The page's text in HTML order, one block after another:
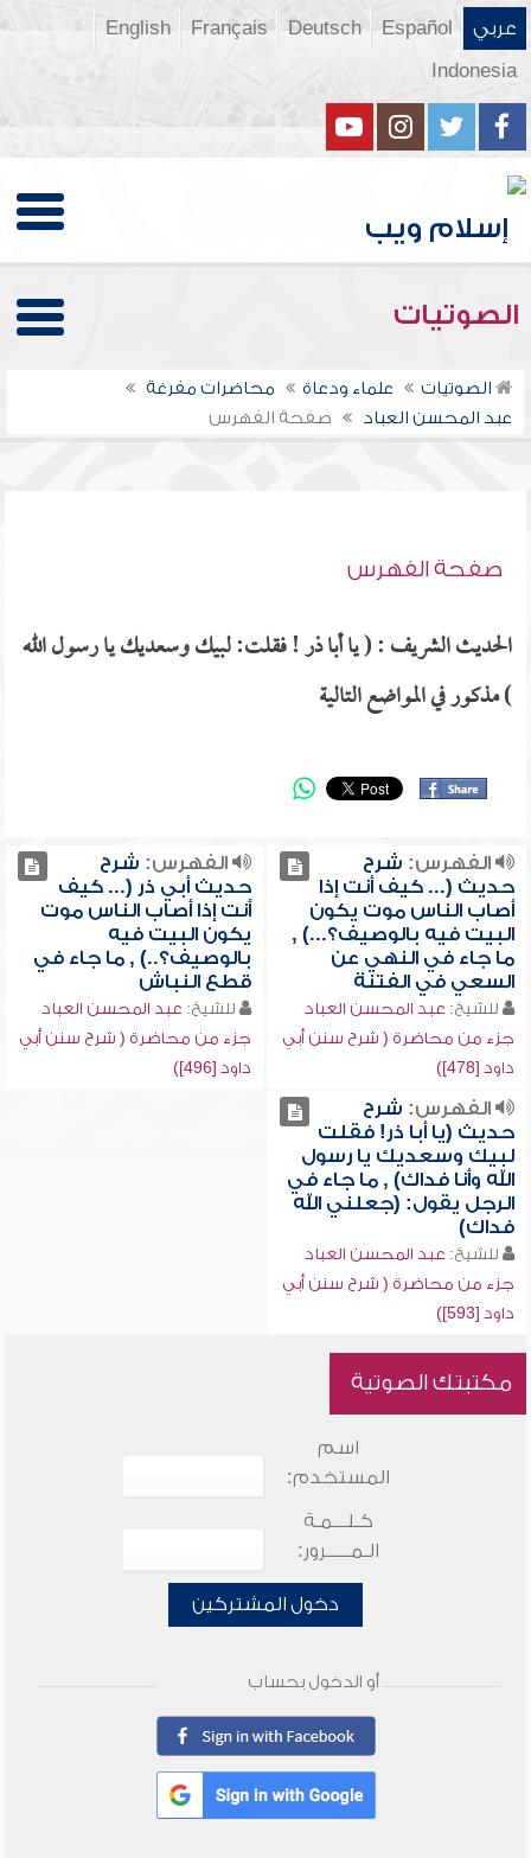
عربي Español
Deutsch
Français
English
Indonesia
الصوتيات
الصوتيات علماء ودعاة
محاضرات مفرغة
عبد المحسن العباد
صفحة الفهرس
صفحة الفهرس
الحديث الشريف : ( يا أبا ذر ! فقلت: لبيك وسعديك يا رسول الله
) مذكور في المواضع التالية
الفهرس: شرح
حديث (... كيف أنت إذا
أصاب الناس موت يكون
البيت فيه بالوصيف؟...) ,
ما جاء في النهي عن
السعي في الفتنة
للشيخ: عبد المحسن العباد
جزء من محاضرة ( شرح سنن أبي
داود [478])
الفهرس: شرح
حديث أبي ذر (... كيف
أنت إذا أصاب الناس موت
يكون البيت فيه
بالوصيف؟..) , ما جاء في
قطع النباش
للشيخ: عبد المحسن العباد
جزء من محاضرة ( شرح سنن أبي
داود [496])
الفهرس: شرح
حديث (يا أبا ذر! فقلت
لبيك وسعديك يا رسول
الله وأنا فداك) , ما جاء في
الرجل يقول: (جعلني الله
فداك)
للشيخ: عبد المحسن العباد
جزء من محاضرة ( شرح سنن أبي
داود [593])
مكتبتك الصوتية
اسم
المستخدم:
كـلـــمـة
الـمـــــرور:
دخول المشتركين
أو الدخول بحساب